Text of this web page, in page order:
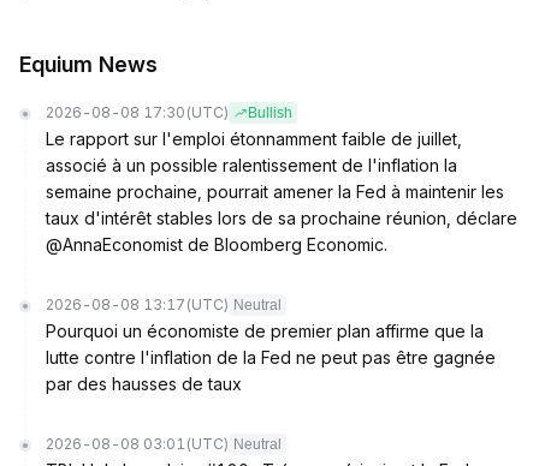
Equium News
2026-08-08 17:30 (UTC) Bullish
Le rapport sur l'emploi étonnamment faible de juillet,
associé à un possible ralentissement de l'inflation la
semaine prochaine, pourrait amener la Fed à maintenir les
taux d'intérêt stables lors de sa prochaine réunion, déclare
@AnnaEconomist de Bloomberg Economic.
2026-08-08 13:17 (UTC) Neutral
Pourquoi un économiste de premier plan affirme que la
lutte contre l'inflation de la Fed ne peut pas être gagnée
par des hausses de taux
2026-08-08 03:01 (UTC) Neutral